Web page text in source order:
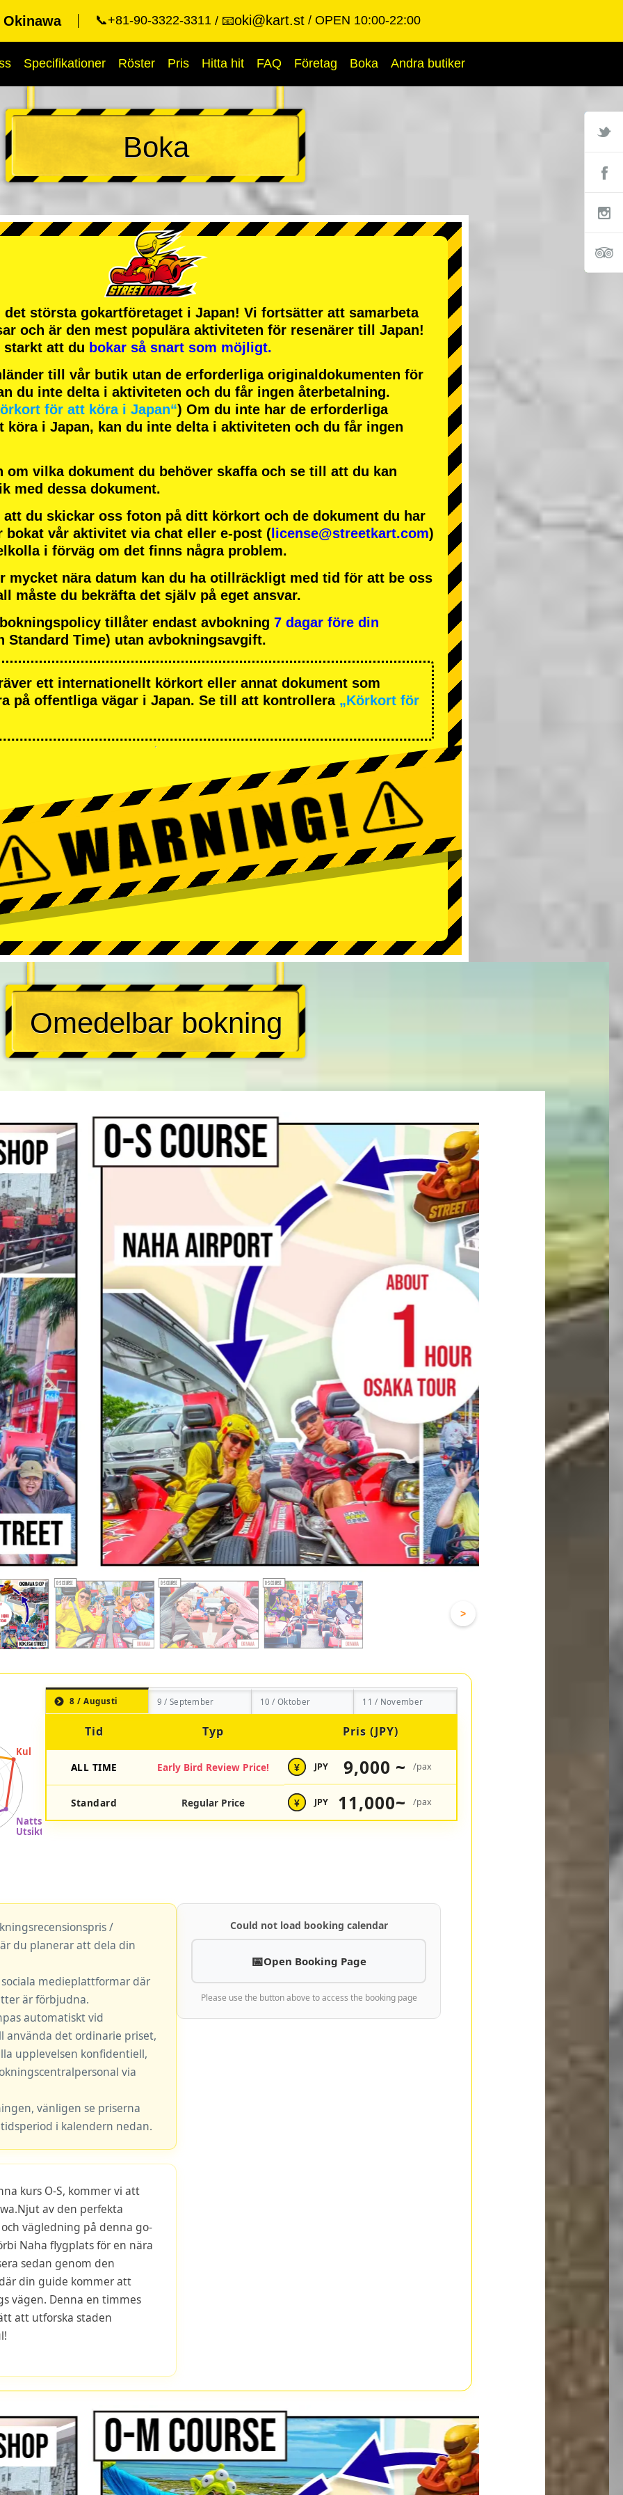
📞+81-90-3322-3311 📧oki@kart.st OPEN 10:00-22:00
Specifikationer Röster Pris Hitta hit FAQ Företag Boka Andra butiker
Boka
det största gokartföretaget i Japan! Vi fortsätter att samarbeta
och är den mest populära aktiviteten för resenärer till Japan!
starkt att du bokar så snart som möjligt.
till vår butik utan de erforderliga originaldokumenten för
du inte delta i aktiviteten och du får ingen återbetalning.
för att köra i Japan“) Om du inte har de erforderliga
köra i Japan, kan du inte delta i aktiviteten och du får ingen
om vilka dokument du behöver skaffa och se till att du kan
med dessa dokument.
att du skickar oss foton på ditt körkort och de dokument du har
bokat vår aktivitet via chat eller e-post ( license@streetkart.com)
i förväg om det finns några problem.
mycket nära datum kan du ha otillräckligt med tid för att be oss
måste du bekräfta det själv på eget ansvar.
tillåter endast avbokning 7 dagar före din
Standard Time) utan avbokningsavgift.
ett internationellt körkort eller annat dokument som
på offentliga vägar i Japan. Se till att kontrollera „Körkort för
Omedelbar bokning
>
8 / Augusti 9 / September 10 / Oktober 11 / November
Tid Typ Pris (JPY)
ALL TIME Early Bird Review Price! ¥ JPY 9,000 ~ /pax
Standard Regular Price ¥ JPY 11,000~ /pax
/
du planerar att dela din
medieplattformar där
är förbjudna.
automatiskt vid
använda det ordinarie priset,
upplevelsen konfidentiell,
via
vänligen se priserna
i kalendern nedan.
kurs O-S, kommer vi att
av den perfekta
vägledning på denna go-
Naha flygplats för en nära
sedan genom den
din guide kommer att
vägen. Denna en timmes
att utforska staden
Could not load booking calendar
Open Booking Page
Please use the button above to access the booking page